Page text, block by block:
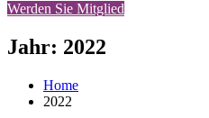
Werden Sie Mitglied
Jahr: 2022
Home
2022